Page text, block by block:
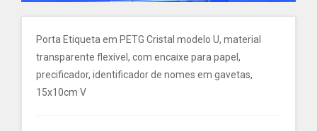
Porta Etiqueta em PETG Cristal modelo U, material
transparente flexível, com encaixe para papel,
precificador, identificador de nomes em gavetas,
15x10cm V